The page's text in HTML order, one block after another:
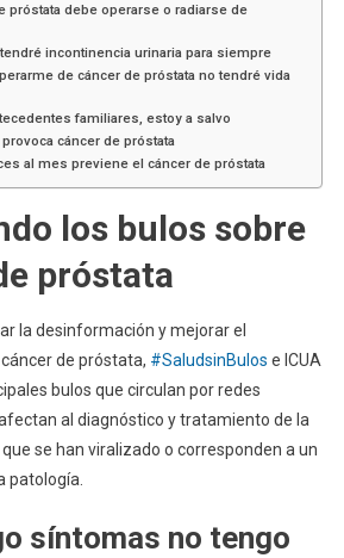
próstata debe operarse o radiarse de
incontinencia urinaria para siempre
de cáncer de próstata no tendré vida
familiares, estoy a salvo
cáncer de próstata
al mes previene el cáncer de próstata
los bulos sobre
próstata
la desinformación y mejorar el
de próstata, #SaludsinBulos e ICUA
bulos que circulan por redes
al diagnóstico y tratamiento de la
se han viralizado o corresponden a un
patología.
síntomas no tengo